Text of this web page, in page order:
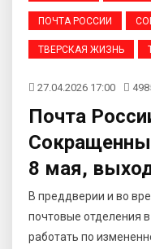
ПОЧТА РОССИИ
ТВЕРСКАЯ ЖИЗНЬ
27.04.2026 17:00
Почта
8 мая,
В преддверии и во
почтовые отделения
работать по